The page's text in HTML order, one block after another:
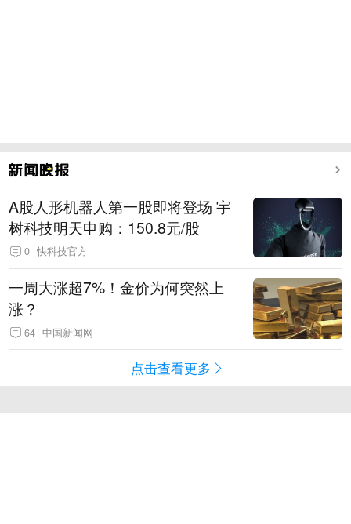
A股人形机器人第一股即将登场 宇
树科技明天申购：150.8元/股
0 快科技官方
一周大涨超7%！金价为何突然上
涨？
64 中国新闻网
点击查看更多